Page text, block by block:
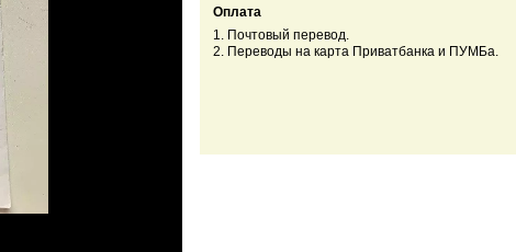
Оплата
1. Почтовый перевод.
2. Переводы на карта Приватбанка и ПУМБа.